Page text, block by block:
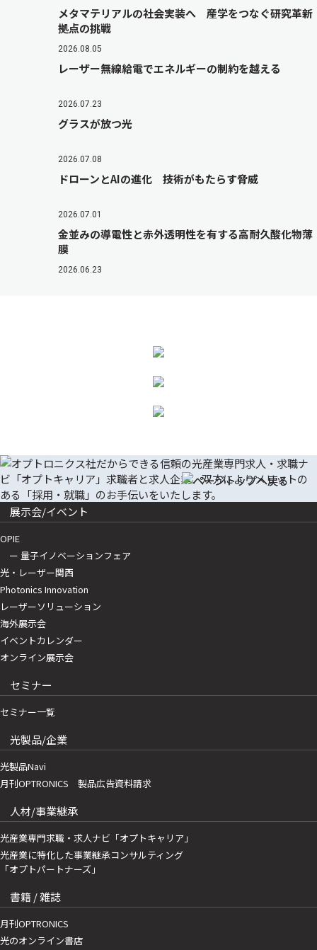
メタマテリアルの社会実装へ 産学をつなぐ研究革新
拠点の挑戦
2026.08.05
レーザー無線給電でエネルギーの制約を越える
2026.07.23
グラスが放つ光
2026.07.08
ドローンとAIの進化 技術がもたらす脅威
2026.07.01
金並みの導電性と赤外透明性を有する高耐久酸化物薄
膜
2026.06.23
展示会/イベント
OPIE
ー 量子イノベーションフェア
光・レーザー関西
Photonics Innovation
レーザーソリューション
海外展示会
イベントカレンダー
オンライン展示会
セミナー
セミナー一覧
光製品/企業
光製品Navi
月刊OPTRONICS 製品広告資料請求
人材/事業継承
光産業専門求職・求人ナビ「オプトキャリア」
光産業に特化した事業継承コンサルティング
「オプトパートナーズ」
書籍 / 雑誌
月刊OPTRONICS
光のオンライン書店